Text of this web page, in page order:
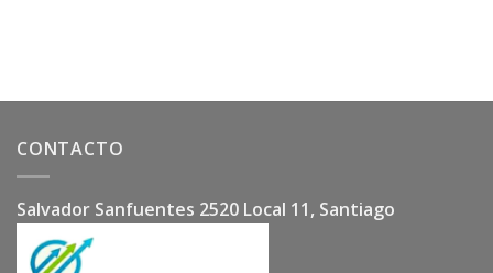
CONTACTO
Salvador Sanfuentes 2520 Local 11, Santiago